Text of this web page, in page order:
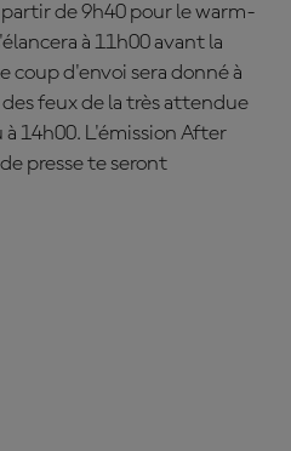
de 9h40 pour le warm-
à 11h00 avant la
coup d'envoi sera donné à
feux de la très attendue
à 14h00. L'émission After
presse te seront